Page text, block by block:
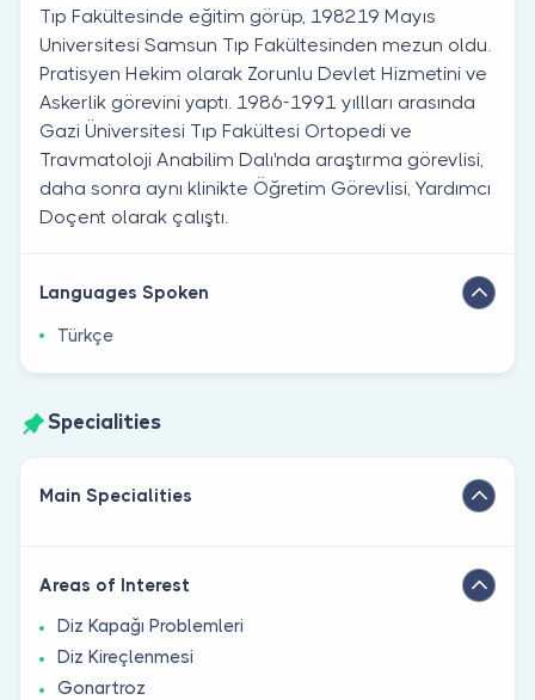
Tıp Fakültesinde eğitim görüp, 198219 Mayıs
Universitesi Samsun Tıp Fakültesinden mezun oldu.
Pratisyen Hekim olarak Zorunlu Devlet Hizmetini ve
Askerlik görevini yaptı. 1986-1991 yıllları arasında
Gazi Üniversitesi Tıp Fakültesi Ortopedi ve
Travmatoloji Anabilim Dalı'nda araştırma görevlisi,
daha sonra aynı klinikte Öğretim Görevlisi, Yardımcı
Doçent olarak çalıştı.
Languages Spoken
Türkçe
Specialities
Main Specialities
Areas of Interest
Diz Kapağı Problemleri
Diz Kireçlenmesi
Gonartroz